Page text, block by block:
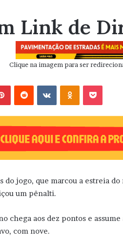
Link de
Clique na imagem para ser
VK OK
do jogo, que marcou a estreia
um pênalti.
chega aos dez pontos e
com nove.